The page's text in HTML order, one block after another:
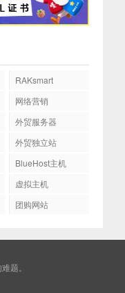
RAKsmart
网络营销
外贸服务器
外贸独立站
BlueHost主机
虚拟主机
团购网站
题。